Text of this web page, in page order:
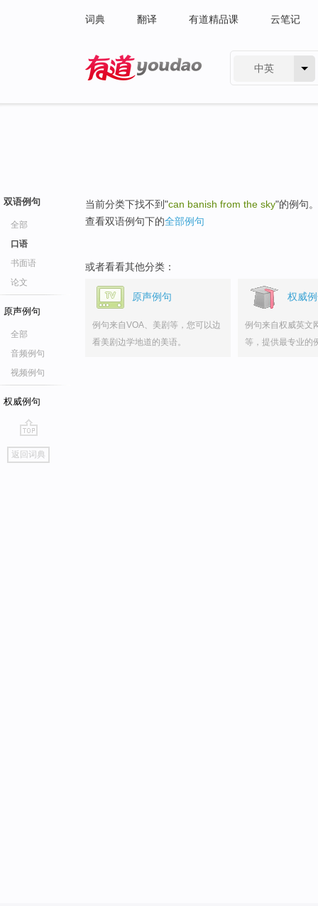
词典 翻译 有道精品课 云笔记
中英
双语例句
全部
口语
书面语
论文
原声例句
全部
音频例句
视频例句
权威例句
go
top
返回词典
当前分类下找不到"can banish from the sky"的例句。
查看双语例句下的全部例句
或者看看其他分类：
原声例句
例句来自VOA、美剧等，您可以边
看美剧边学地道的美语。
权威
例句来自权威英文
等，提供最专业的